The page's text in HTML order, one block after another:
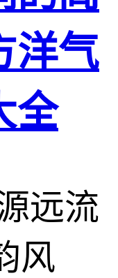
洋气
全
远流
风